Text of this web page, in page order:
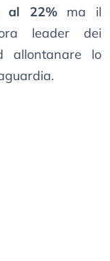
al 22%ma il
leader dei
allontanare lo